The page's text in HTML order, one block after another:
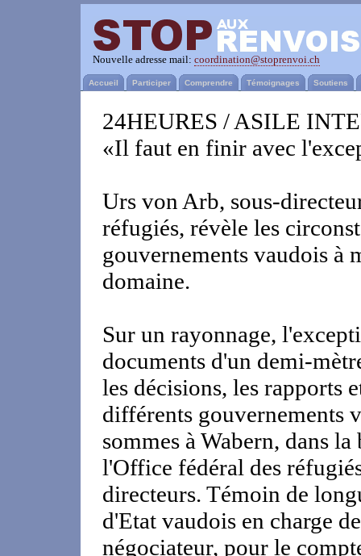
Nouvelle adresse mail: coordination@stoprenvoi.ch
Accueil Participer Comprendre Témoignages Soutiens
24HEURES / ASILE
«Il faut en finir avec
Urs von Arb, sous-
réfugiés, révèle les
gouvernements vaudois à
domaine.
Sur un rayonnage,
documents d'un demi-
les décisions, les rapports
différents gouvernements
sommes à Wabern, dans
l'Office fédéral des
directeurs. Témoin de
d'Etat vaudois en charge
négociateur, pour le